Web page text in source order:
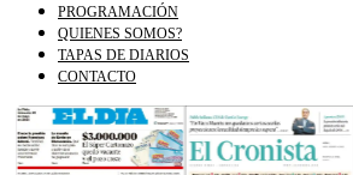
PROGRAMACIÓN
QUIENES SOMOS?
TAPAS DE DIARIOS
CONTACTO